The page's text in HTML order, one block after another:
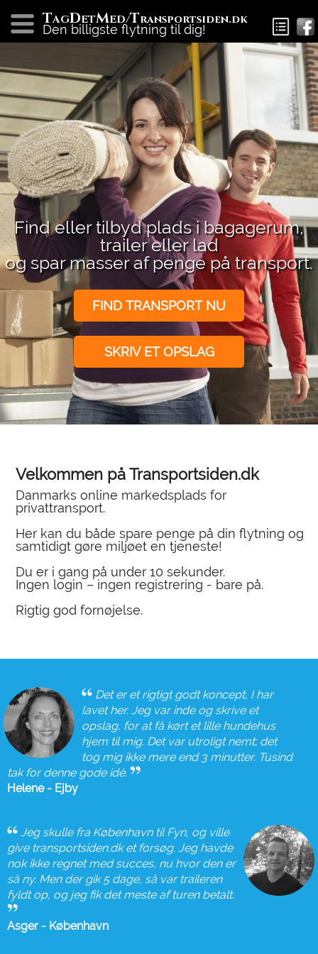
TAGDETMED/Transportsiden.dk
Den billigste flytning til dig!
Find eller tilbyd plads i bagagerum,
trailer eller lad
og spar masser af penge på transport.
FIND TRANSPORT NU
SKRIV ET OPSLAG
Jeg tilbyder transport
mellem to byer
Afbryd
Klik her for at søge på transport til eller fra
udlandet.
Velkommen på Transportsiden.dk
Danmarks online markedsplads for
privattransport.
Her kan du både spare penge på din flytning og
samtidigt gøre miljøet en tjeneste!
Du er i gang på under 10 sekunder.
Ingen login – ingen registrering - bare på.
Rigtig god fornøjelse.
Det er et rigtigt godt koncept, I har
lavet her. Jeg var inde og skrive et
opslag, for at få kørt et lille hundehus
hjem til mig. Det var utroligt nemt; det
tog mig ikke mere end 3 minutter. Tusind
tak for denne gode idè.
Helene - Ejby
Jeg skulle fra København til Fyn, og ville
give transportsiden.dk et forsøg. Jeg havde
nok ikke regnet med succes, nu hvor den er
så ny. Men der gik 5 dage, så var traileren
fyldt op, og jeg fik det meste af turen betalt.
Asger - København